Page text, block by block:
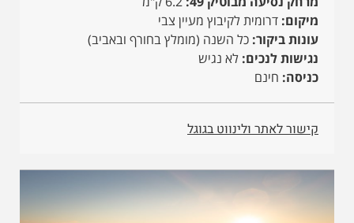
מיקום: דרומית לקיבוץ מעיין צבי
עונות ביקור: כל השנה (מומלץ בחורף ובאביב)
נגישות לנכים: לא נגיש
כניסה: חינם
קישור לאתר ולינווט בגוגל